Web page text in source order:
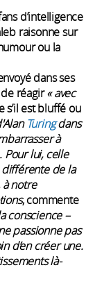
d’intelligence
raisonne sur
ou la
dans ses
réagir« avec
est bluffé ou
Turingdans
à
Pour lui, celle
différente de la
notre
, commente
conscience –
passionne pas
d’en créer une.
là-